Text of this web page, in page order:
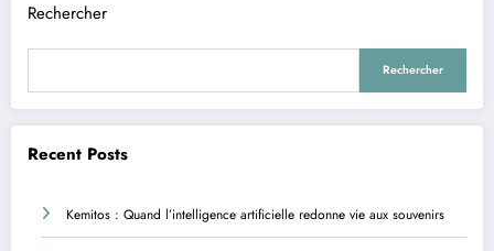
Rechercher
Rechercher
Recent Posts
Kemitos : Quand l’intelligence artificielle redonne vie aux souvenirs